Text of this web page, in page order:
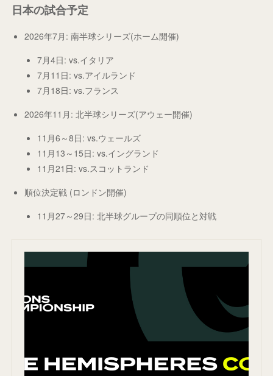
日本の試合予定
2026年7月: 南半球シリーズ(ホーム開催)
7月4日: vs.イタリア
7月11日: vs.アイルランド
7月18日: vs.フランス
2026年11月: 北半球シリーズ(アウェー開催)
11月6～8日: vs.ウェールズ
11月13～15日: vs.イングランド
11月21日: vs.スコットランド
順位決定戦 (ロンドン開催)
11月27～29日: 北半球グループの同順位と対戦